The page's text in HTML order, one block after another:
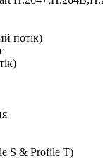
потік)
S & Profile T)